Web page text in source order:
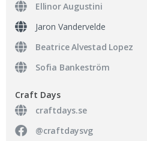
Ellinor Augustini
Jaron Vandervelde
Beatrice Alvestad Lopez
Sofia Bankeström
Craft Days
craftdays.se
@craftdaysvg